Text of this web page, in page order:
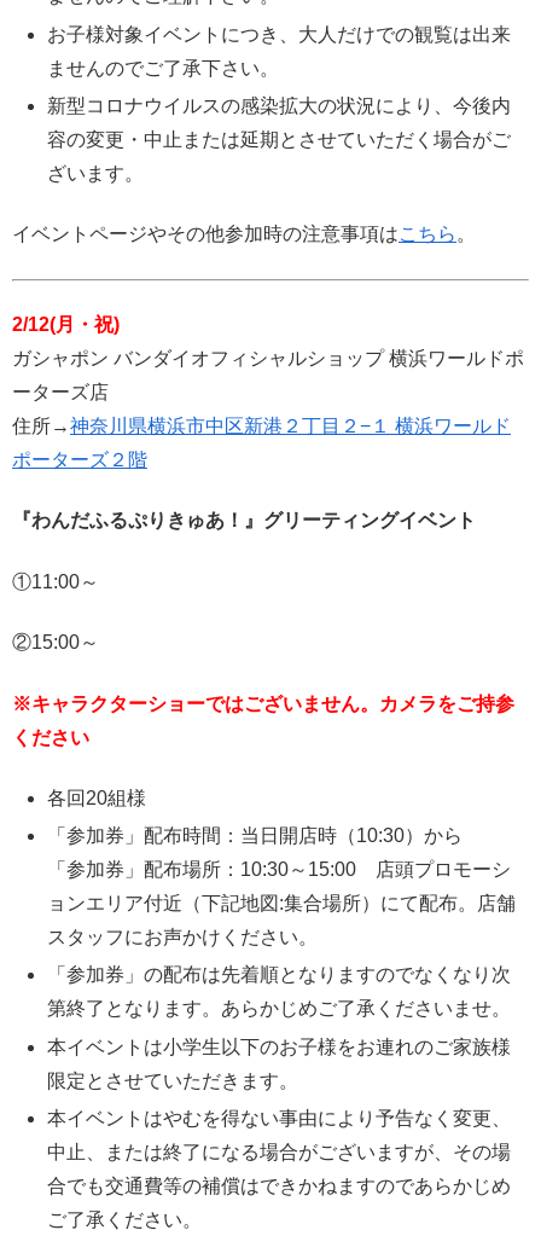
お子様対象イベントにつき、大人だけでの観覧は出来
ませんのでご了承下さい。
新型コロナウイルスの感染拡大の状況により、今後内
容の変更・中止または延期とさせていただく場合がご
ざいます。
イベントページやその他参加時の注意事項はこちら 。
2/12(月・祝)
ガシャポン バンダイオフィシャルショップ 横浜ワールドポ
ーターズ店
住所→神奈川県横浜市中区新港２丁目２−１ 横浜ワールド
ポーターズ２階
『わんだふるぷりきゅあ！』グリーティングイベント
①11:00～
②15:00～
※キャラクターショーではございません。カメラをご持参
ください
各回20組様
「参加券」配布時間：当日開店時（10:30）から
「参加券」配布場所：10:30～15:00 店頭プロモーシ
ョンエリア付近（下記地図:集合場所）にて配布。店舗
スタッフにお声かけください。
「参加券」の配布は先着順となりますのでなくなり次
第終了となります。あらかじめご了承くださいませ。
本イベントは小学生以下のお子様をお連れのご家族様
限定とさせていただきます。
本イベントはやむを得ない事由により予告なく変更、
中止、または終了になる場合がございますが、その場
合でも交通費等の補償はできかねますのであらかじめ
ご了承ください。